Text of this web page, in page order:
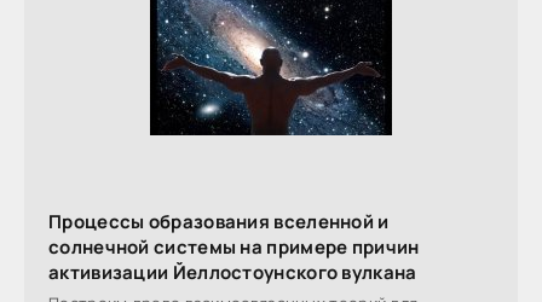
Процессы образования вселенной и
солнечной системы на примере причин
активизации Йеллостоунского вулкана